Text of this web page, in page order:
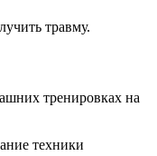
травму.
тренировках на
техники